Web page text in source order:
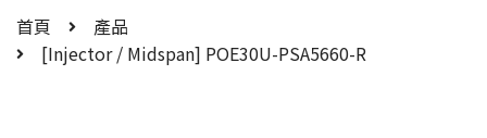
首頁
產品
[Injector / Midspan] POE30U-PSA5660-R